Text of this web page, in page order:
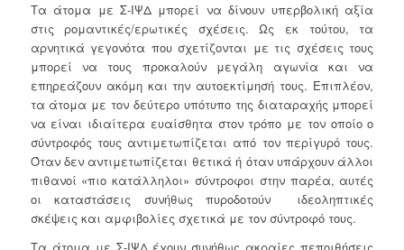
Τα άτομα με Σ-ΙΨΔ μπορεί να δίνουν υπερβολική αξία
στις ρομαντικές/ερωτικές σχέσεις. Ως εκ τούτου, τα
αρνητικά γεγονότα που σχετίζονται με τις σχέσεις τους
μπορεί να τους προκαλούν μεγάλη αγωνία και να
επηρεάζουν ακόμη και την αυτοεκτίμησή τους. Επιπλέον,
τα άτομα με τον δεύτερο υπότυπο της διαταραχής μπορεί
να είναι ιδιαίτερα ευαίσθητα στον τρόπο με τον οποίο ο
σύντροφός τους αντιμετωπίζεται από τον περίγυρό τους.
Όταν δεν αντιμετωπίζεται θετικά ή όταν υπάρχουν άλλοι
πιθανοί «πιο κατάλληλοι» σύντροφοι στην παρέα, αυτές
οι καταστάσεις συνήθως πυροδοτούν ιδεοληπτικές
σκέψεις και αμφιβολίες σχετικά με τον σύντροφό τους.